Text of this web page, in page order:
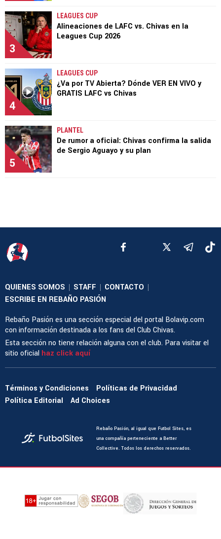
3
LEAGUES CUP
Alineaciones de LAFC vs. Chivas en la
Leagues Cup 2026
4
LEAGUES CUP
¿Va por TV Abierta? Dónde VER EN VIVO y
GRATIS LAFC vs Chivas
5
PLANTEL
De rumor a oficial: Chivas confirma la salida
de Sergio Aguayo y su plan
QUIENES SOMOS | STAFF | CONTACTO |
ESCRIBE EN REBAÑO PASIÓN
Rebaño Pasión es una sección especial del portal Bolavip.com
con información destinada a los fans del Club Chivas.
Esta sección no tiene relación alguna con el club. Para visitar el
sitio oficial haz click aquí
Términos y Condiciones
Políticas de Privacidad
Política Editorial
Ad Choices
Rebaño Pasión, al igual que Futbol Sites, es
una compañía perteneciente a Better
Collective. Todos los derechos reservados.